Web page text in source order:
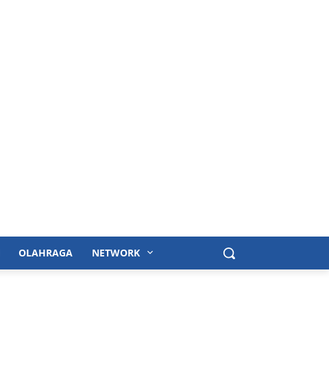
OLAHRAGA NETWORK